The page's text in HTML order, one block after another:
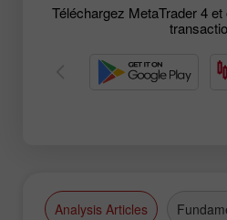
Téléchargez MetaTrader 4
Analysis Articles